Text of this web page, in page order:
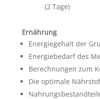
(2 Tage)
Ernährung
Energiegehalt der
Energiebedarf des
Berechnungen zum
Die optimale